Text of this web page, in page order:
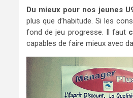
Du mieux pour nos jeunes
plus que d’habitude. Si les
fond de jeu progresse. Il faut
capables de faire mieux avec